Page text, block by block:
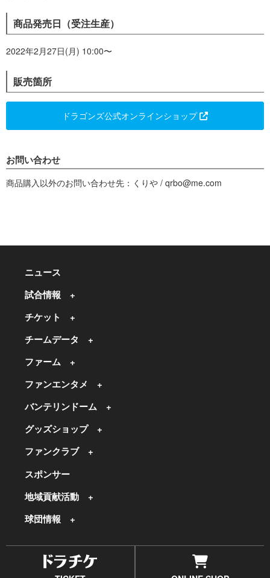
商品発売日（受注生産）
2022年2月27日(月) 10:00〜
販売箇所
ドラゴンズ公式オンラインショップ
お問い合わせ
商品購入以外のお問い合わせ先：くりや / qrbo@me.com
ニュース
試合情報
チケット
チームデータ
ファーム
ファンエンタメ
バンテリンドーム
グッズショップ
ファンクラブ
スポンサー
地域貢献活動
球団情報